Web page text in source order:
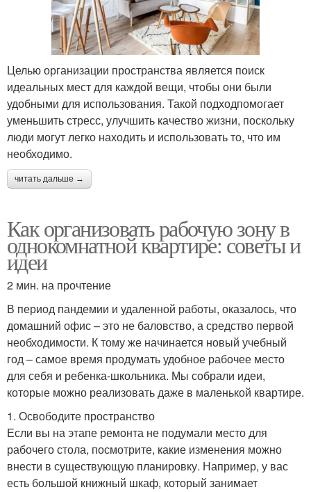
Целью организации пространства является поиск
идеальных мест для каждой вещи, чтобы они были
удобными для использования. Такой подходпомогает
уменьшить стресс, улучшить качество жизни, поскольку
люди могут легко находить и использовать то, что им
необходимо.
читать дальше →
Как организовать рабочую зону в
однокомнатной квартире: советы и
идеи
2 мин. на прочтение
В период пандемии и удаленной работы, оказалось, что
домашний офис – это не баловство, а средство первой
необходимости. К тому же начинается новый учебный
год – самое время продумать удобное рабочее место
для себя и ребенка-школьника. Мы собрали идеи,
которые можно реализовать даже в маленькой квартире.
1. Освободите пространство
Если вы на этапе ремонта не подумали место для
рабочего стола, посмотрите, какие изменения можно
внести в существующую планировку. Например, у вас
есть большой книжный шкаф, который занимает